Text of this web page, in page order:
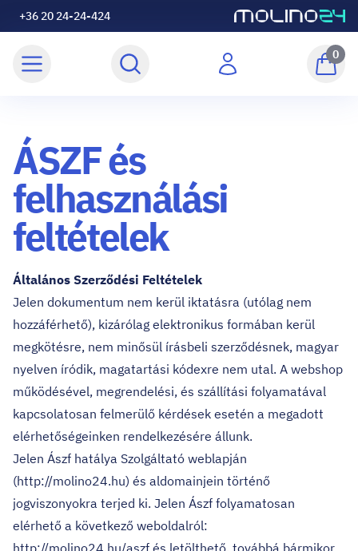
+36 20 24-24-424
0
ÁSZF és
felhasználási
feltételek
Általános Szerződési Feltételek
Jelen dokumentum nem kerül iktatásra (utólag nem
hozzáférhető), kizárólag elektronikus formában kerül
megkötésre, nem minősül írásbeli szerződésnek, magyar
nyelven íródik, magatartási kódexre nem utal. A webshop
működésével, megrendelési, és szállítási folyamatával
kapcsolatosan felmerülő kérdések esetén a megadott
elérhetőségeinken rendelkezésére állunk.
Jelen Ászf hatálya Szolgáltató weblapján
(http://molino24.hu) és aldomainjein történő
jogviszonyokra terjed ki. Jelen Ászf folyamatosan
elérhető a következő weboldalról:
http://molino24.hu/aszf és letölthető, továbbá bármikor